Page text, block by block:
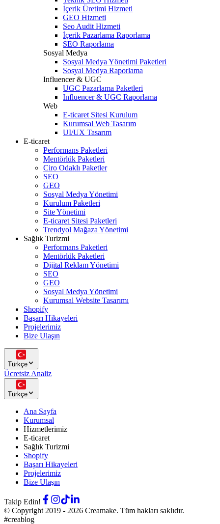
İçerik Üretimi Hizmeti
GEO Hizmeti
Seo Audit Hizmeti
İçerik Pazarlama Raporlama
SEO Raporlama
Sosyal Medya
Sosyal Medya Yönetimi Paketleri
Sosyal Medya Raporlama
Influencer & UGC
UGC Pazarlama Paketleri
Influencer & UGC Raporlama
Web
E-ticaret Sitesi Kurulum
Kurumsal Web Tasarım
UI/UX Tasarım
E-ticaret
Performans Paketleri
Mentörlük Paketleri
Ciro Odaklı Paketler
SEO
GEO
Sosyal Medya Yönetimi
Kurulum Paketleri
Site Yönetimi
E-ticaret Sitesi Paketleri
Trendyol Mağaza Yönetimi
Sağlık Turizmi
Performans Paketleri
Mentörlük Paketleri
Dijital Reklam Yönetimi
SEO
GEO
Sosyal Medya Yönetimi
Kurumsal Website Tasarımı
Shopify
Başarı Hikayeleri
Projelerimiz
Bize Ulaşın
Türkçe
Ücretsiz Analiz
Türkçe
Ana Sayfa
Kurumsal
Hizmetlerimiz
E-ticaret
Sağlık Turizmi
Shopify
Başarı Hikayeleri
Projelerimiz
Bize Ulaşın
Takip Edin!
© Copyright 2019 - 2026 Creamake. Tüm hakları saklıdır.
#creablog